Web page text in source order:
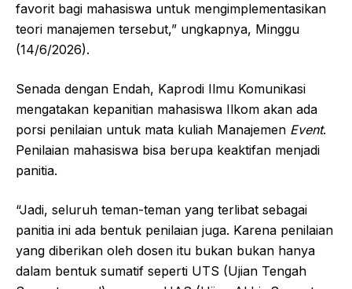
favorit bagi mahasiswa untuk mengimplementasikan
teori manajemen tersebut,” ungkapnya, Minggu
(14/6/2026).
Senada dengan Endah, Kaprodi Ilmu Komunikasi
mengatakan kepanitian mahasiswa Ilkom akan ada
porsi penilaian untuk mata kuliah Manajemen Event.
Penilaian mahasiswa bisa berupa keaktifan menjadi
panitia.
“Jadi, seluruh teman-teman yang terlibat sebagai
panitia ini ada bentuk penilaian juga. Karena penilaian
yang diberikan oleh dosen itu bukan bukan hanya
dalam bentuk sumatif seperti UTS (Ujian Tengah